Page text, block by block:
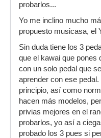
probarlos...
Yo me inclino mucho
propuesto musicasa, el
Sin duda tiene los 3
que el kawai que pones
con un solo pedal que
aprender con ese
principio, así como
hacen más modelos,
privias mejores en el
probarlos, yo así a
probado los 3 pues si